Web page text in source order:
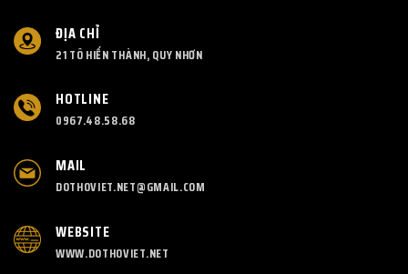
ĐỊA CHỈ
21 TÔ HIẾN THÀNH, QUY NHƠN
HOTLINE
0967.48.58.68
MAIL
DOTHOVIET.NET@GMAIL.COM
WEBSITE
WWW.DOTHOVIET.NET